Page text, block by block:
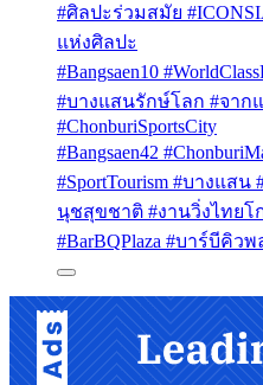
#ศิลปะร่วมสมัย
แห่งศิลปะ
#Bangsaen10
#บางแสนรักษ์โลก #จากแ
#ChonburiSportsCity
#Bangsaen42
#SportTourism #บางแส
นุชสุขชาติ #งานวิ่งไทยโ
#BarBQPlaza #บาร์บีคิว